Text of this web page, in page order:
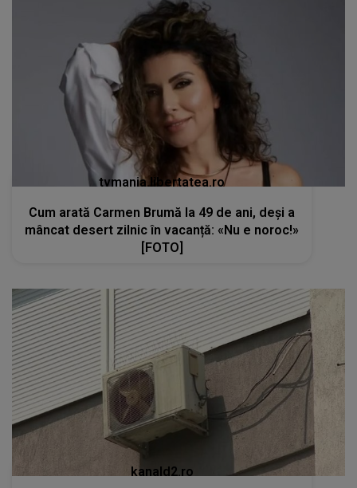
tvmania.libertatea.ro
Cum arată Carmen Brumă la 49 de ani, deși a
mâncat desert zilnic în vacanță: «Nu e noroc!»
[FOTO]
kanald2.ro